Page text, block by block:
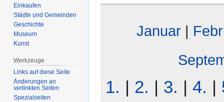
Januar |
1. | 2. | 3. | 4. |
Einkaufen
Städte und Gemeinden
Geschichte
Museum
Kunst
Werkzeuge
Links auf diese Seite
Änderungen an
verlinkten Seiten
Spezialseiten